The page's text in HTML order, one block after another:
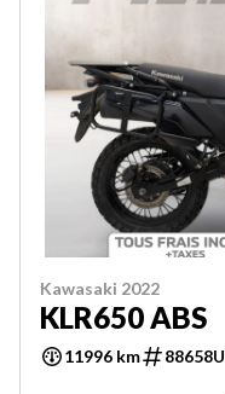
Kawasaki 2022
KLR650 ABS
11996 km 88658U